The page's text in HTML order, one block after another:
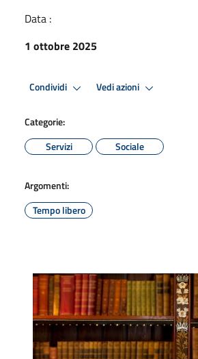
Data :
1 ottobre 2025
Condividi Vedi azioni
Categorie:
Servizi
Sociale
Argomenti:
Tempo libero